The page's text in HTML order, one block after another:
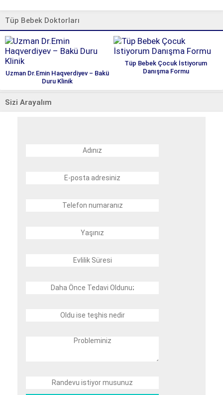
Tüp Bebek Doktorları
Uzman Dr.Emin Haqverdiyev – Bakü
Duru Klinik
Tüp Bebek Çocuk İstiyorum
Danışma Formu
Sizi Arayalım